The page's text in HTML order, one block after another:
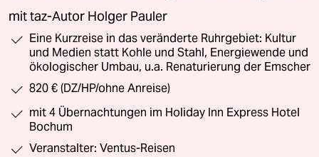
mit taz-Autor Holger Pauler
Eine Kurzreise in das veränderte Ruhrgebiet: Kultur
und Medien statt Kohle und Stahl, Energiewende und
ökologischer Umbau, u.a. Renaturierung der Emscher
820 € (DZ/HP/ohne Anreise)
mit 4 Übernachtungen im Holiday Inn Express Hotel
Bochum
Veranstalter: Ventus-Reisen